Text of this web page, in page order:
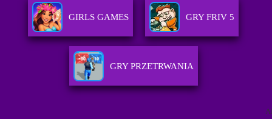
GIRLS GAMES GRY FRIV 5
GRY PRZETRWANIA